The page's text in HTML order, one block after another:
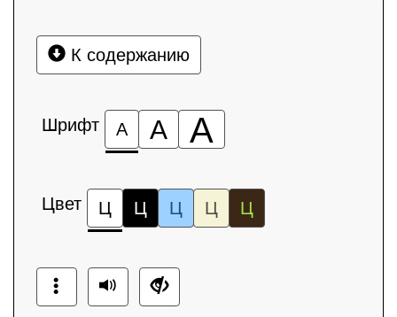
К содержанию
Шрифт А А А
Цвет Ц Ц Ц Ц Ц